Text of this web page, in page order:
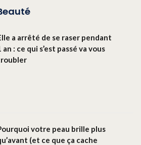
a arrêté de se raser pendant
an : ce qui s’est passé va vous
votre peau brille plus
(et ce que ça cache